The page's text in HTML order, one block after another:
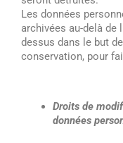
Les données
archivées au-delà
dessus dans le but
conservation, pour
Droits de
données